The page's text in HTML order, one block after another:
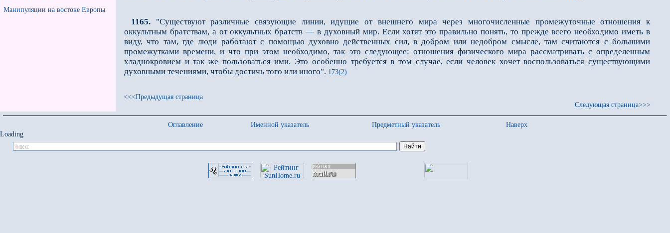
Манипуляции на востоке Европы
1165. "Существуют различные связующие линии, идущие от внешнего мира через многочисленные промежуточные отношения к
оккультным братствам, а от оккультных братств — в духовный мир. Если хотят это правильно понять, то прежде всего необходимо иметь в
виду, что там, где люди работают с помощью духовно действенных сил, в добром или недобром смысле, там считаются с большими
промежутками времени, и что при этом необходимо, так это следующее: отношения физического мира рассматривать с определенным
хладнокровием и так же пользоваться ими. Это особенно требуется в том случае, если человек хочет воспользоваться существующими
духовными течениями, чтобы достичь того или иного". 173(2)
<<<Предыдущая страница
Следующая страница>>>
Оглавление Именной указатель Предметный указатель
Наверх
Loading